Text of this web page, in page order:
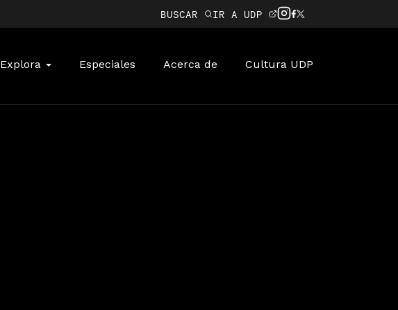
BUSCAR IR A UDP
Explora Especiales Acerca de Cultura UDP